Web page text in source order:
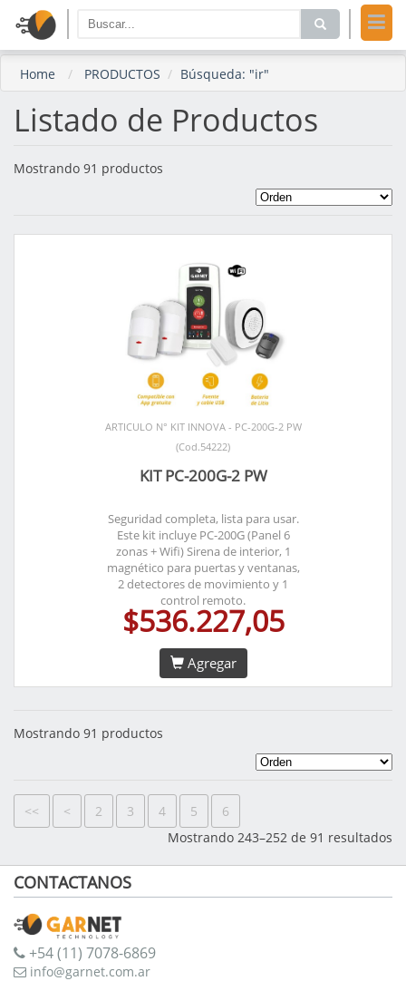
Home PRODUCTOS Búsqueda: "ir"
Listado de Productos
Mostrando 91 productos
ARTICULO N° KIT INNOVA - PC-200G-2 PW
(Cod.54222)
KIT PC-200G-2 PW
Seguridad completa, lista para usar.
Este kit incluye PC-200G (Panel 6
zonas + Wifi) Sirena de interior, 1
magnético para puertas y ventanas,
2 detectores de movimiento y 1
control remoto.
$536.227,05
Agregar
Mostrando 91 productos
<< < 2 3 4 5
6
Mostrando 243–252 de 91 resultados
CONTACTANOS
+54 (11) 7078-6869
info@garnet.com.ar